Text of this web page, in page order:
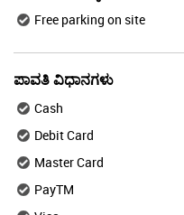
Free parking on site
ಪಾವತಿ ವಿಧಾನಗಳು
Cash
Debit Card
Master Card
PayTM